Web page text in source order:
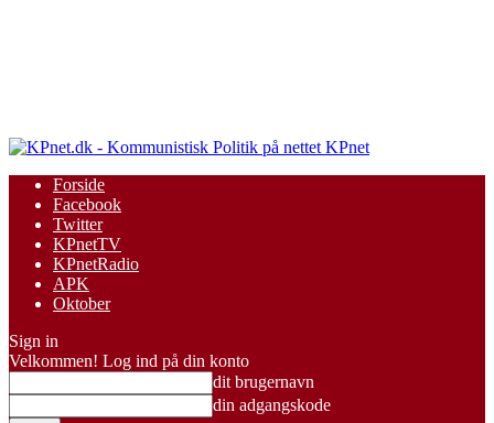
KPnet
Forside
Facebook
Twitter
KPnetTV
KPnetRadio
APK
Oktober
Sign in
Velkommen! Log ind på din konto
dit brugernavn
din adgangskode